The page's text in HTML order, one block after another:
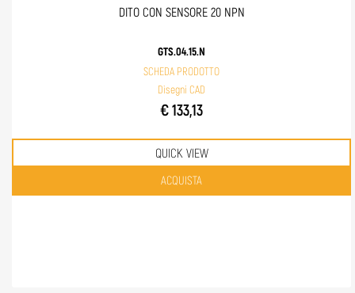
DITO CON SENSORE 20 NPN
GTS.04.15.N
SCHEDA PRODOTTO
Disegni CAD
€ 133,13
QUICK VIEW
Quantità
ACQUISTA